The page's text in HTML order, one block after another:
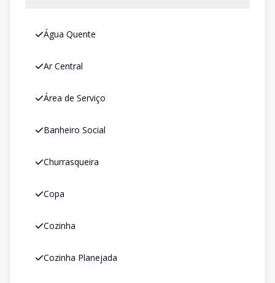
Água Quente
Ar Central
Área de Serviço
Banheiro Social
Churrasqueira
Copa
Cozinha
Cozinha Planejada